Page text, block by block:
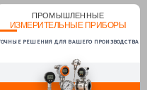
ПРОМЫШЛЕННЫЕ
ИЗМЕРИТЕЛЬНЫЕ ПРИБОРЫ
РЕШЕНИЯ ДЛЯ ВАШЕГО ПРОИЗВОДСТВА